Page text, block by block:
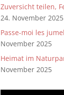
Zuversicht teilen,
24. November 2025
Passe-moi les
November 2025
Heimat im
November 2025